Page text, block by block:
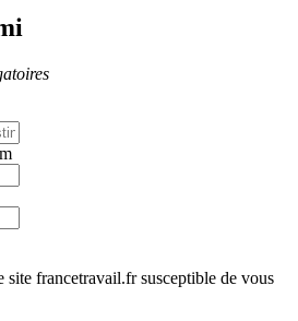
francetravail.fr susceptible de vous